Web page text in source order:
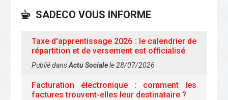
SADECO VOUS INFORME
Taxe d'apprentissage 2026 : le calendrier de
répartition et de versement est officialisé
Publié dansActu Socialele 28/07/2026
Facturation électronique : comment les
factures trouvent-elles leur destinataire ?